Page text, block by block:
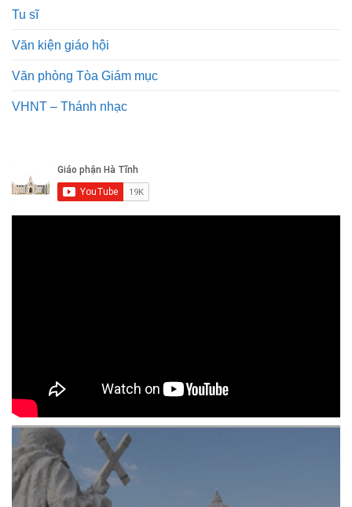
Tu sĩ
Văn kiện giáo hội
Văn phòng Tòa Giám mục
VHNT – Thánh nhạc